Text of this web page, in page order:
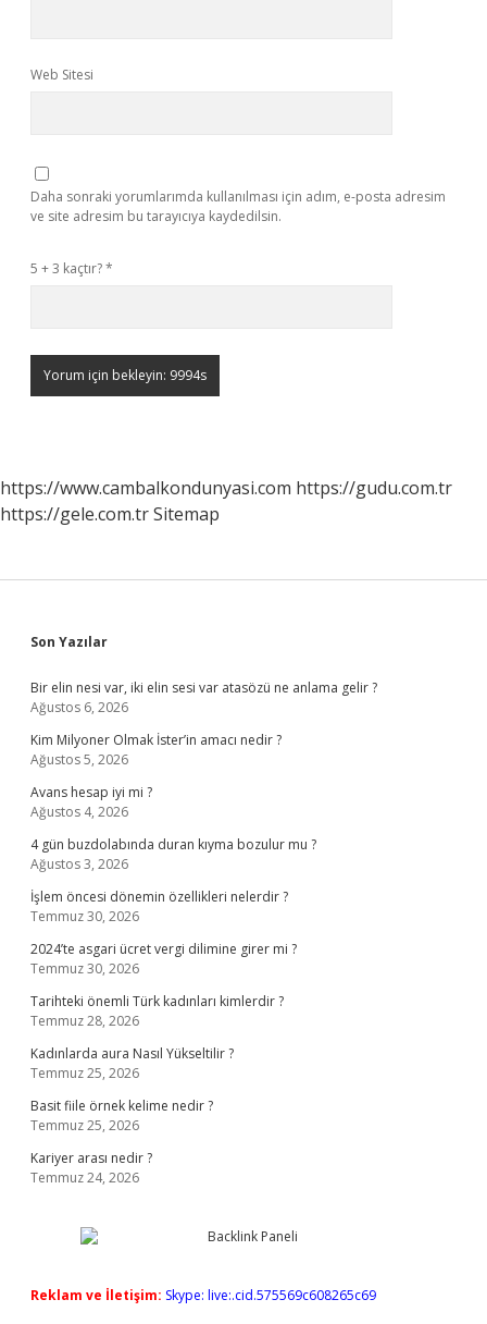
Web Sitesi
Daha sonraki yorumlarımda kullanılması için adım, e-posta adresim
ve site adresim bu tarayıcıya kaydedilsin.
5 + 3 kaçtır?*
https://www.cambalkondunyasi.com https://gudu.com.tr
https://gele.com.trSitemap
Sidebar
Son Yazılar
Bir elin nesi var, iki elin sesi var atasözü ne anlama gelir ?
Ağustos 6, 2026
Kim Milyoner Olmak İster’in amacı nedir ?
Ağustos 5, 2026
Avans hesap iyi mi ?
Ağustos 4, 2026
4 gün buzdolabında duran kıyma bozulur mu ?
Ağustos 3, 2026
İşlem öncesi dönemin özellikleri nelerdir ?
Temmuz 30, 2026
2024’te asgari ücret vergi dilimine girer mi ?
Temmuz 30, 2026
Tarihteki önemli Türk kadınları kimlerdir ?
Temmuz 28, 2026
Kadınlarda aura Nasıl Yükseltilir ?
Temmuz 25, 2026
Basit fiile örnek kelime nedir ?
Temmuz 25, 2026
Kariyer arası nedir ?
Temmuz 24, 2026
Reklam ve İletişim: Skype: live:.cid.575569c608265c69